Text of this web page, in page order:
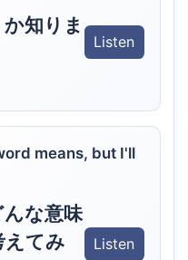
知りま
Listen
means, but I'll
な意味
えてみ
Listen